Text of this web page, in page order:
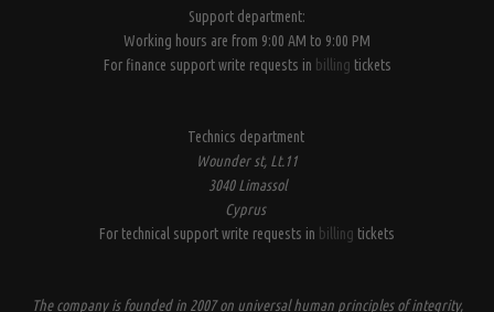
Support department:
Working hours are from 9:00 AM to 9:00 PM
For finance support write requests in billing tickets
Technics department
Wounder st, Lt.11
3040 Limassol
Cyprus
For technical support write requests in billing tickets
The company is founded in 2007 on universal human principles of integrity,